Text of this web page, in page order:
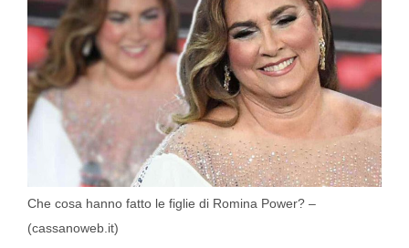
Che cosa hanno fatto le figlie di Romina Power? –
(cassanoweb.it)